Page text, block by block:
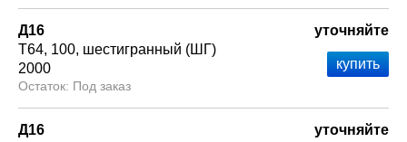
Д16
Т64 100 шестигранный (ШГ)
2000
Под заказ
уточняйте
Д16
уточняйте